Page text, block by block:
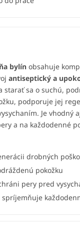
bylín obsahuje
antiseptický a
starať sa o suchú,
podporuje jej
Je vhodný
a na každodenné
drobných
pokožku
pery pred
spríjemňuje